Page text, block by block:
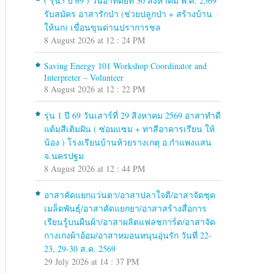
รับสมัคร อาสารักป่า (ช่วยปลูกป่า + สร้างบ้าน
ให้นก) เขื่อนขุนด่านปราการชล
8 August 2026 at 12 : 24 PM
Saving Energy 101 Workshop Coordinator and
Interpreter – Volunteer
8 August 2026 at 12 : 22 PM
รุ่น 1 ปี 69 วันเสาร์ที่ 29 สิงหาคม 2569 อาสาทำดี
แต้มสีเติมฝัน ( ซ่อมแซม + ทาสีอาคารเรียน ให้
น้อง ) โรงเรียนบ้านห้วยรางเกตุ อ.กำแพงแสน
จ.นครปฐม
8 August 2026 at 12 : 44 PM
อาสาคัดแยกแว่นตา/อาสาปลาใจดี/อาสาจัดชุด
เมล็ดพันธุ์/อาสาคัดแยกยา/อาสาสร้างสื่อการ
เรียนรู้บนผืนผ้า/อาสาผลิตแฟลชการ์ด/อาสาจัด
กางเกงผ้าอ้อม/อาสาหมอนหนุนอุ่นรัก วันที่ 22-
23, 29-30 ส.ค. 2569
29 July 2026 at 14 : 37 PM